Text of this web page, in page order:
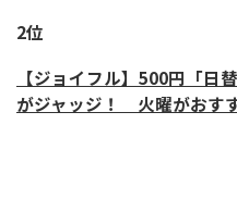
2位
【ジョイフル】500円「日
がジャッジ！ 火曜がおす